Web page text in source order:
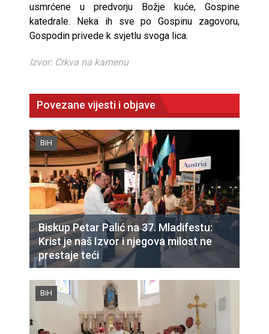
usmrćene u predvorju Božje kuće, Gospine
katedrale. Neka ih sve po Gospinu zagovoru,
Gospodin privede k svjetlu svoga lica.
Izvor: Crkva na kamenu
Povezane vijesti i objave
BiH
Biskup Petar Palić na 37. Mladifestu:
Krist je naš Izvor i njegova milost ne
prestaje teći
BiH